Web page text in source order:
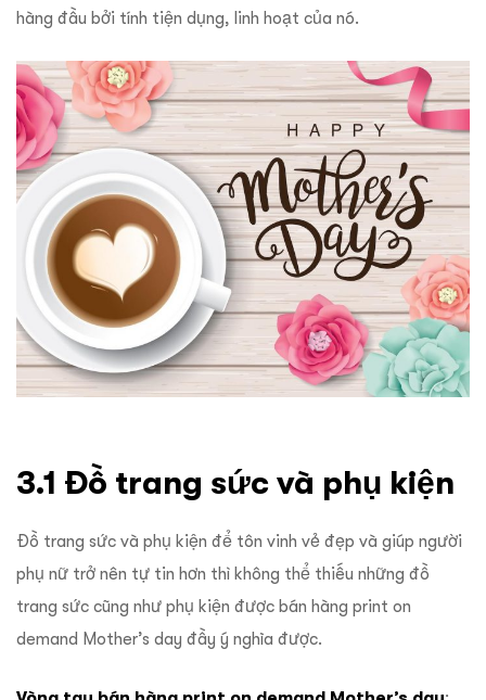
hàng đầu bởi tính tiện dụng, linh hoạt của nó.
3.1 Đồ trang sức và phụ kiện
Đồ trang sức và phụ kiện để tôn vinh vẻ đẹp và giúp người
phụ nữ trở nên tự tin hơn thì không thể thiếu những đồ
trang sức cũng như phụ kiện được bán hàng print on
demand Mother’s day đầy ý nghĩa được.